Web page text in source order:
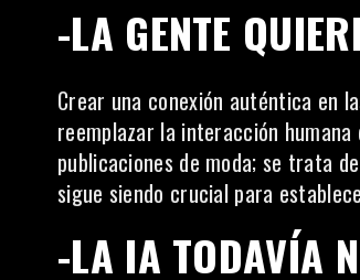
-LA GENTE
Crear una conexión auténtica en
reemplazar la interacción
publicaciones de moda; se trata
sigue siendo crucial para
-LA IA TODAVÍA